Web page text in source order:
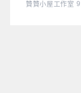
贊贊小屋工作室